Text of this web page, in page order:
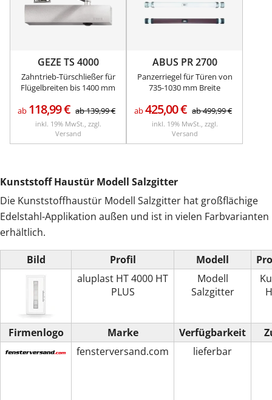
GEZE TS 4000
Zahntrieb-Türschließer für
Flügelbreiten bis 1400 mm
ab 118,99€ ab139,99€
inkl. 19% MwSt., zzgl.
Versand
ABUS PR 2700
Panzerriegel für Türen von
735-1030 mm Breite
ab425,00€ ab499,99€
inkl. 19% MwSt., zzgl.
Versand
Kunststoff Haustür Modell Salzgitter
Die Kunststoffhaustür Modell Salzgitter hat großflächige
Edelstahl-Applikation außen und ist in vielen Farbvarianten
erhältlich.
Bild
Profil
aluplast HT 4000 HT
PLUS
Modell
Modell
Salzgitter
Firmenlogo
Marke
fensterversand.com
Verfügbarkeit
lieferbar